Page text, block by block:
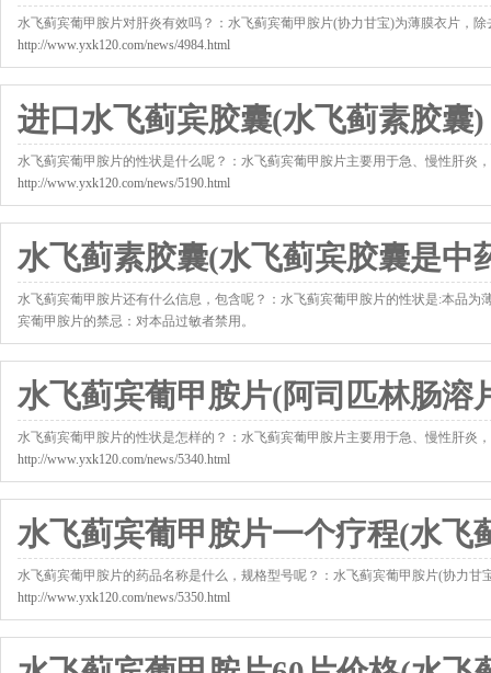
水飞蓟宾葡甲胺片对肝炎有效吗？：水飞蓟宾葡甲胺片(协力甘宝)为薄膜衣片，
http://www.yxk120.com/news/4984.html
进口水飞蓟宾胶囊(水飞蓟素胶囊)
水飞蓟宾葡甲胺片的性状是什么呢？：水飞蓟宾葡甲胺片主要用于急、慢性肝
http://www.yxk120.com/news/5190.html
水飞蓟素胶囊(水飞蓟宾胶囊是中
水飞蓟宾葡甲胺片还有什么信息，包含呢？：水飞蓟宾葡甲胺片的性状是:本品
宾葡甲胺片的禁忌：对本品过敏者禁用。
http://www.yxk120.com/news/5218.html
水飞蓟宾葡甲胺片(阿司匹林肠溶
水飞蓟宾葡甲胺片的性状是怎样的？：水飞蓟宾葡甲胺片主要用于急、慢性肝
http://www.yxk120.com/news/5340.html
水飞蓟宾葡甲胺片一个疗程(水飞
水飞蓟宾葡甲胺片的药品名称是什么，规格型号呢？：水飞蓟宾葡甲胺片(协力
http://www.yxk120.com/news/5350.html